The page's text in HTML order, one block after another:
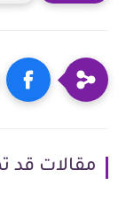
مقالات قد